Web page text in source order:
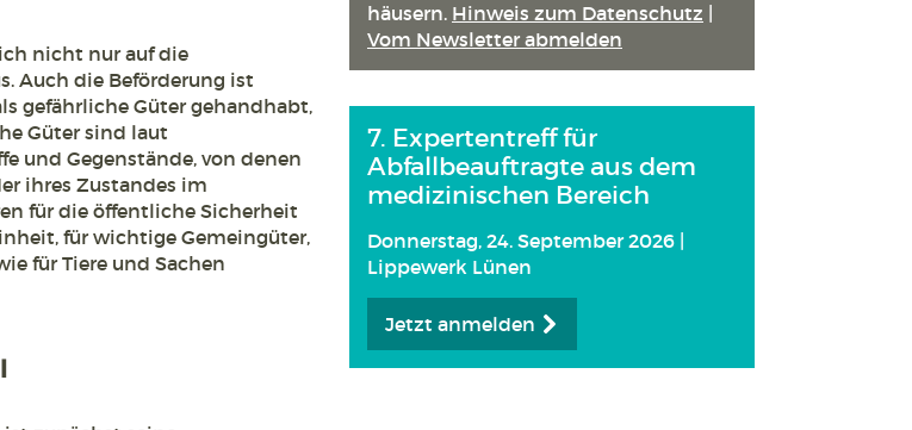
nicht nur auf die
Auch die Beförderung ist
gefährliche Güter gehandhabt,
Güter sind laut
und Gegenstände, von denen
ihres Zustandes im
für die öffentliche Sicherheit
für wichtige Gemeingüter,
für Tiere und Sachen
häusern. Hinweis zum Datenschutz
Vom Newsletter abmelden
7. Expertentreff für
Abfallbeauftragte aus dem
medizinischen Bereich
Donnerstag, 24. September 2026 |
Lippewerk Lünen
Jetzt anmelden